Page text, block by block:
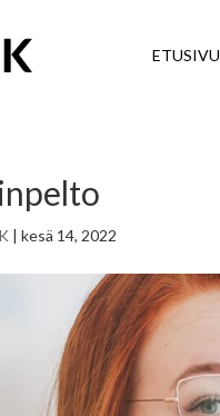
ETUSIVU
|kesä 14, 2022